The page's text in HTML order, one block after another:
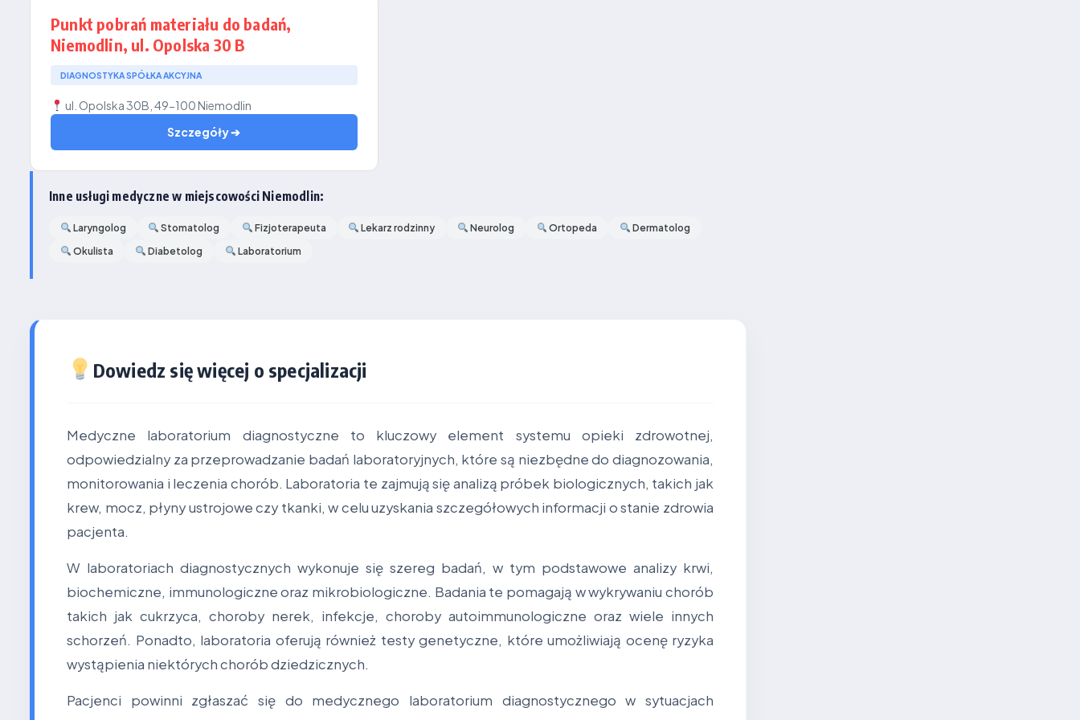
Punkt pobrań materiału do badań,
Niemodlin, ul. Opolska 30 B
DIAGNOSTYKA SPÓŁKA AKCYJNA
ul. Opolska 30B, 49-100 Niemodlin
Szczegóły ➔
Inne usługi medyczne w miejscowości Niemodlin:
Laryngolog Stomatolog Fizjoterapeuta Lekarz rodzinny Neurolog Ortopeda
Dermatolog
Okulista
Diabetolog Laboratorium
Dowiedz się więcej o specjalizacji
Medyczne laboratorium diagnostyczne to kluczowy element systemu opieki zdrowotnej,
odpowiedzialny za przeprowadzanie badań laboratoryjnych, które są niezbędne do diagnozowania,
monitorowania i leczenia chorób. Laboratoria te zajmują się analizą próbek biologicznych, takich jak
krew, mocz, płyny ustrojowe czy tkanki, w celu uzyskania szczegółowych informacji o stanie zdrowia
pacjenta.
W laboratoriach diagnostycznych wykonuje się szereg badań, w tym podstawowe analizy krwi,
biochemiczne, immunologiczne oraz mikrobiologiczne. Badania te pomagają w wykrywaniu chorób
takich jak cukrzyca, choroby nerek, infekcje, choroby autoimmunologiczne oraz wiele innych
schorzeń. Ponadto, laboratoria oferują również testy genetyczne, które umożliwiają ocenę ryzyka
wystąpienia niektórych chorób dziedzicznych.
Pacjenci powinni zgłaszać się do medycznego laboratorium diagnostycznego w sytuacjach